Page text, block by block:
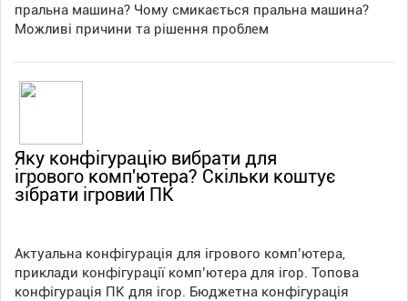
пральна машина? Чому смикається пральна машина?
Можливі причини та рішення проблем
Яку конфігурацію вибрати для
ігрового комп'ютера? Скільки коштує
зібрати ігровий ПК
Актуальна конфігурація для ігрового комп’ютера,
приклади конфігурації комп’ютера для ігор. Топова
конфігурація ПК для ігор. Бюджетна конфігурація